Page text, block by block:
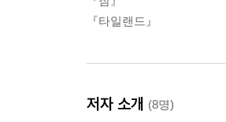
『타일랜드』
저자 소개 (8명)